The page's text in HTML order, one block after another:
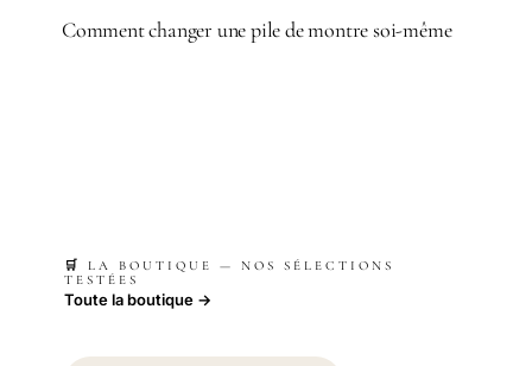
Comment changer une pile de montre soi-même
🛒 LA BOUTIQUE — NOS SÉLECTIONS
TESTÉES
Toute la boutique →